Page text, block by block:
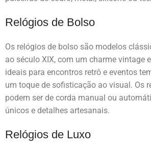
Relógios de Bolso
Os relógios de bolso são modelos
ao século XIX, com um charme vintage
ideais para encontros retrô e eventos
um toque de sofisticação ao visual. Os
podem ser de corda manual ou
únicos e detalhes artesanais.
Relógios de Luxo